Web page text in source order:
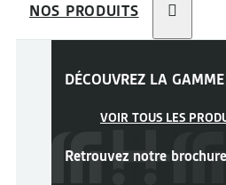
NOS PRODUITS
DÉCOUVREZ LA GAMME
VOIR TOUS LES
Retrouvez notre brochure